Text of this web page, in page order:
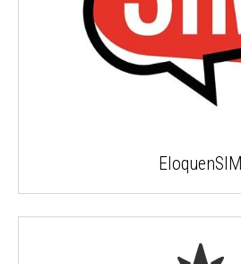
EloquenSIM